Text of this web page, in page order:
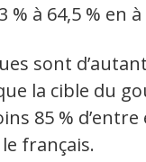
% à 64,5 % en
sont
la cible du
85 % d’entre
français.